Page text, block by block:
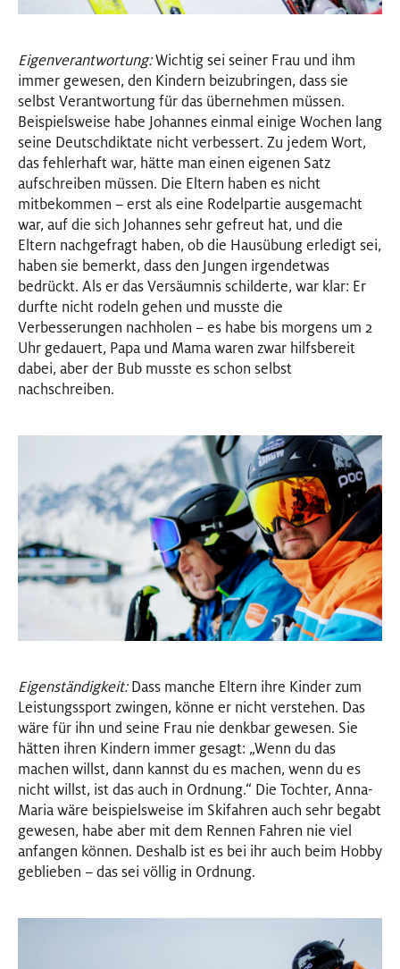
Eigenverantwortung:Wichtig sei seiner Frau und ihm
immer gewesen, den Kindern beizubringen, dass sie
selbst Verantwortung für das übernehmen müssen.
Beispielsweise habe Johannes einmal einige Wochen lang
seine Deutschdiktate nicht verbessert. Zu jedem Wort,
das fehlerhaft war, hätte man einen eigenen Satz
aufschreiben müssen. Die Eltern haben es nicht
mitbekommen – erst als eine Rodelpartie ausgemacht
war, auf die sich Johannes sehr gefreut hat, und die
Eltern nachgefragt haben, ob die Hausübung erledigt sei,
haben sie bemerkt, dass den Jungen irgendetwas
bedrückt. Als er das Versäumnis schilderte, war klar: Er
durfte nicht rodeln gehen und musste die
Verbesserungen nachholen – es habe bis morgens um 2
Uhr gedauert, Papa und Mama waren zwar hilfsbereit
dabei, aber der Bub musste es schon selbst
nachschreiben.
Eigenständigkeit:Dass manche Eltern ihre Kinder zum
Leistungssport zwingen, könne er nicht verstehen. Das
wäre für ihn und seine Frau nie denkbar gewesen. Sie
hätten ihren Kindern immer gesagt: „Wenn du das
machen willst, dann kannst du es machen, wenn du es
nicht willst, ist das auch in Ordnung.“ Die Tochter, Anna-
Maria wäre beispielsweise im Skifahren auch sehr begabt
gewesen, habe aber mit dem Rennen Fahren nie viel
anfangen können. Deshalb ist es bei ihr auch beim Hobby
geblieben – das sei völlig in Ordnung.